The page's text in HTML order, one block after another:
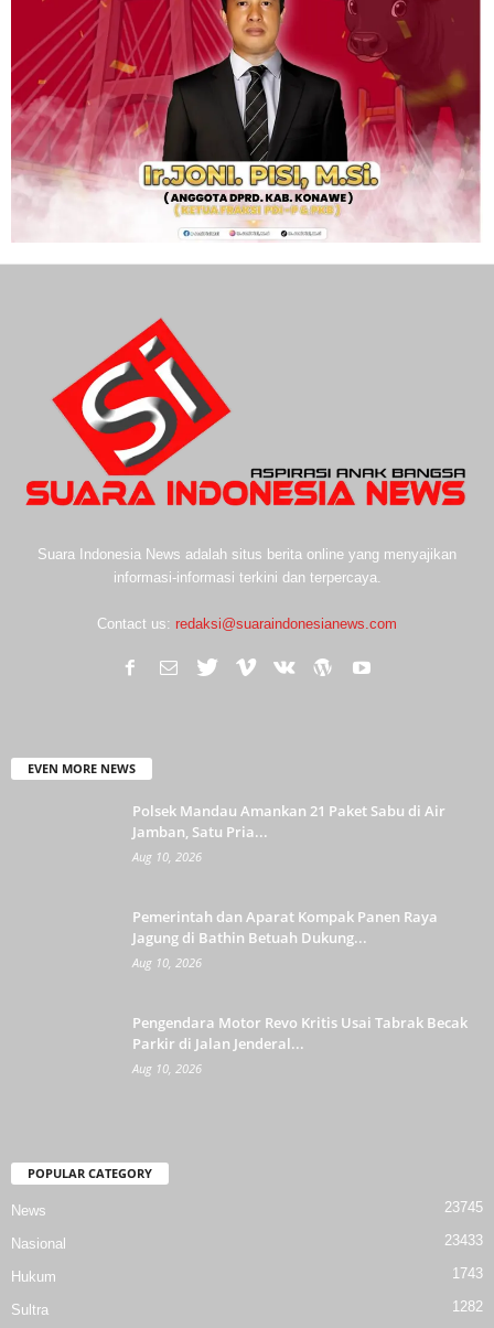
Suara Indonesia News adalah situs berita online yang menyajikan
informasi-informasi terkini dan terpercaya.
Contact us: redaksi@suaraindonesianews.com
EVEN MORE NEWS
Polsek Mandau Amankan 21 Paket Sabu di Air
Jamban, Satu Pria...
Aug 10, 2026
Pemerintah dan Aparat Kompak Panen Raya
Jagung di Bathin Betuah Dukung...
Aug 10, 2026
Pengendara Motor Revo Kritis Usai Tabrak Becak
Parkir di Jalan Jenderal...
Aug 10, 2026
POPULAR CATEGORY
News 23745
Nasional 23433
Hukum 1743
Sultra 1282